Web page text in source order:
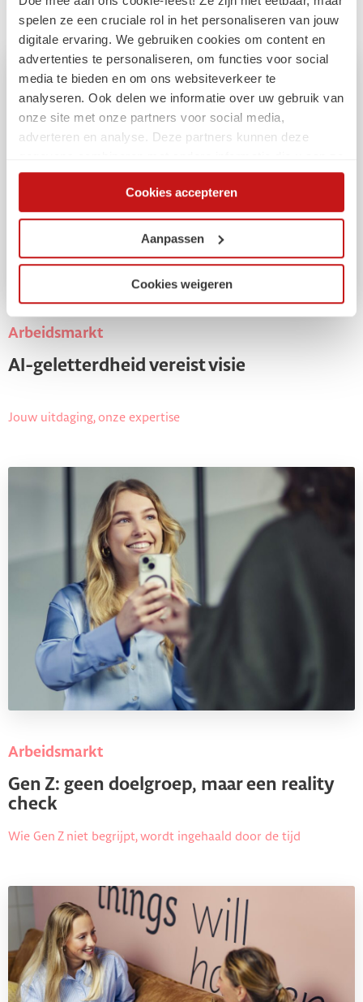
spelen ze een cruciale rol in het personaliseren van jouw
digitale ervaring. We gebruiken cookies om content en
advertenties te personaliseren, om functies voor social
media te bieden en om ons websiteverkeer te
analyseren. Ook delen we informatie over uw gebruik van
onze site met onze partners voor social media,
adverteren en analyse. Deze partners kunnen deze
heeft verstrekt of die ze hebben verzameld op basis van
uw gebruik van hun services. Via de cookieverklaring op
onze website kunt u uw toestemming op elk moment
Cookies accepteren
Aanpassen
Cookies weigeren
Arbeidsmarkt
AI-geletterdheid vereist visie
Jouw uitdaging, onze expertise
Arbeidsmarkt
Gen Z: geen doelgroep, maar een reality
check
Wie Gen Z niet begrijpt, wordt ingehaald door de tijd